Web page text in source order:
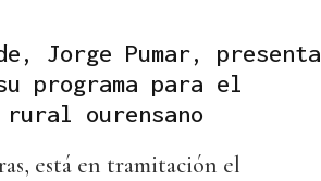
Jorge Pumar, presenta
programa para el
ourensano
está en tramitación el